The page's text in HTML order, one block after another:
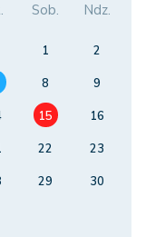
Sob. Ndz.
1
2
8
9
15
16
22
23
29
30